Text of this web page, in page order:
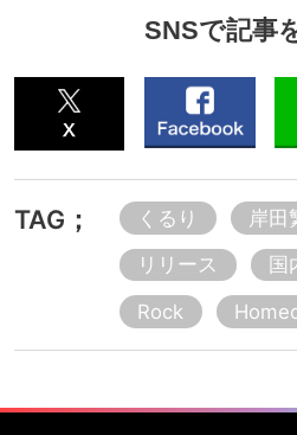
SNSで記事
TAG； くるり 岸田
リリース
国
Rock